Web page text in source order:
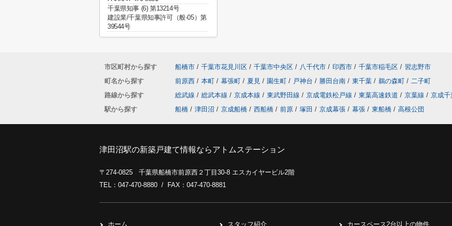
千葉県知事 (6) 第13214号
建設業/千葉県知事許可（般-05）第
39544号
市区町村から探す 船橋市 / 千葉市花見川区 / 千葉市中央区 / 八千代市 / 印西市 / 千葉市稲毛区 / 習志野市
町名から探す
前原西 / 本町 / 幕張町 / 夏見 / 園生町 / 戸神台 / 勝田台南 / 東千葉 / 鵜の森町 / 二子町
路線から探す
総武線 / 総武本線 / 京成本線 / 東武野田線 / 京成電鉄松戸線 / 東葉高速鉄道 / 京葉線 / 京成千
駅から探す
船橋 / 津田沼 / 京成船橋 / 西船橋 / 前原 / 塚田 / 京成幕張 / 幕張 / 東船橋 / 高根公団
津田沼駅の新築戸建て情報ならアトムステーション
〒274-0825 千葉県船橋市前原西２丁目30-8 エスカイヤービル2階
TEL：047-470-8880 / FAX：047-470-8881
ホーム スタッフ紹介 カースペース2台以上の物件